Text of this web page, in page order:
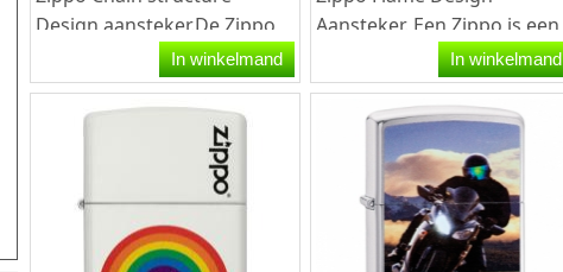
Design aansteker.De Zippo
Chain structure Design
aansteker heeft een black...
In winkelmand
Aansteker. Een Zippo is een
kwalitatief goede
benzineaansteker met de...
In winkelmand